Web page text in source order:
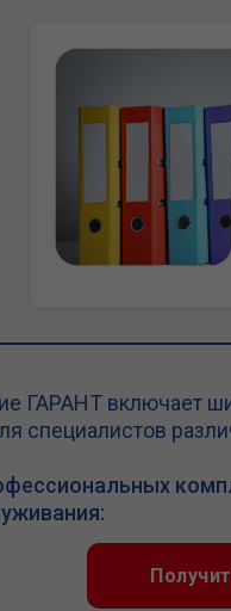
ГАРАНТ включает
специалистов